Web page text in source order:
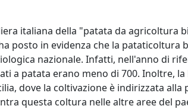
italiana della "patata da agricoltura
posto in evidenza che la pataticoltura
nazionale. Infatti, nell'anno di
a patata erano meno di 700. Inoltre,
dove la coltivazione è indirizzata alla
questa coltura nelle altre aree del